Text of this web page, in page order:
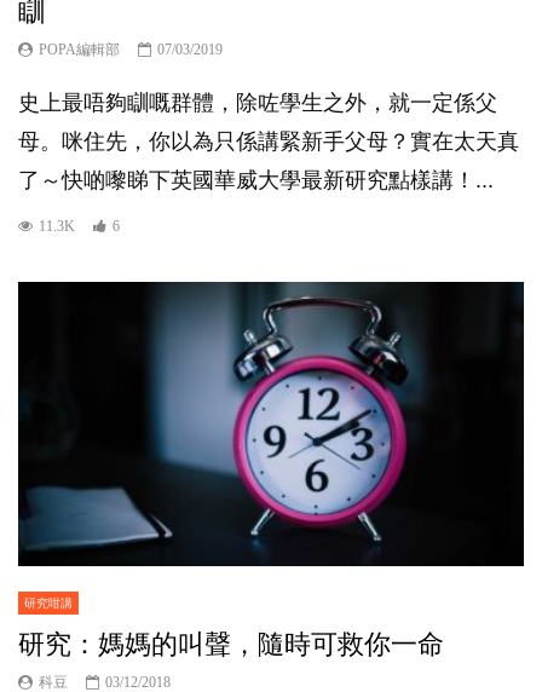
瞓
POPA編輯部 07/03/2019
史上最唔夠瞓嘅群體，除咗學生之外，就一定係父
母。咪住先，你以為只係講緊新手父母？實在太天真
了～快啲嚟睇下英國華威大學最新研究點樣講！...
11.3K 6
研究咁講
研究：媽媽的叫聲，隨時可救你一命
科豆 03/12/2018